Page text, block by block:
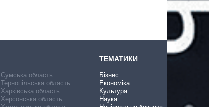
Сумська область
Тернопільська область
Харківська область
Херсонська область
ТЕМАТИКИ
Бізнес
Економіка
Культура
Наука